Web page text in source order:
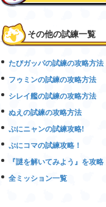
その他の試練一覧
たびガッパの試練の攻略方法
フゥミンの試練の攻略方法
シレイ艦の試練の攻略方法
ぬえの試練の攻略方法
ぷにニャンの試練攻略!
ぷにコマの試練攻略！
『謎を解いてみよう』を攻略
全ミッション一覧